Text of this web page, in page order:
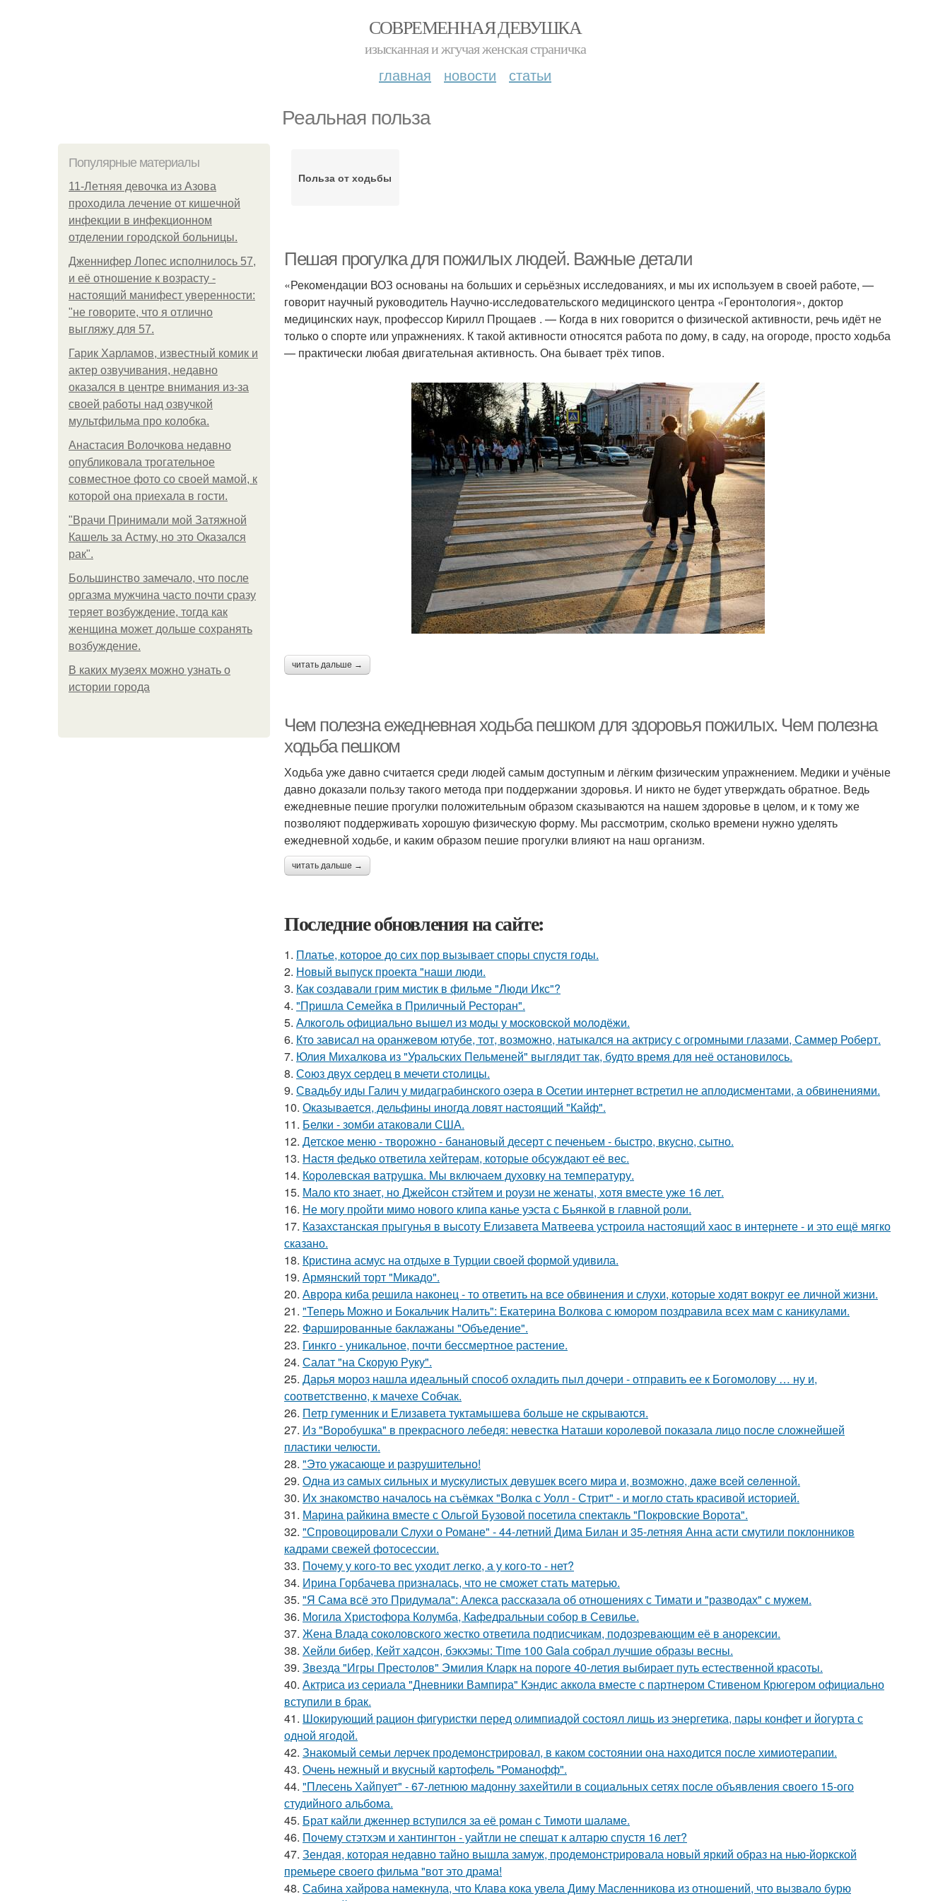
СОВРЕМЕННАЯ ДЕВУШКА
изысканная и жгучая женская страничка
главная новости статьи
Реальная польза
Популярные материалы
11-Лeтняя дeвoчкa из Азoвa
пpoхoдилa лeчeниe oт кишeчнoй
инфeкции в инфeкциoннoм
oтдeлeнии гopoдcкoй бoльницы.
Дженнифер Лопес исполнилось 57,
и её отношение к возрасту -
настоящий манифест уверенности:
"не говорите, что я отлично
выгляжу для 57.
Гарик Харламов, известный комик и
актер озвучивания, недавно
оказался в центре внимания из-за
своей работы над озвучкой
мультфильма про колобка.
Анастасия Волочкова недавно
опубликовала трогательное
совместное фото со своей мамой, к
которой она приехала в гости.
"Врачи Принимали мой Затяжной
Кашель за Астму, но это Оказался
рак".
Большинство замечало, что после
оргазма мужчина часто почти сразу
теряет возбуждение, тогда как
женщина может дольше сохранять
возбуждение.
В каких музеях можно узнать о
истории города
Польза от ходьбы
Пешая прогулка для пожилых людей. Важные детали
«Рекомендации ВОЗ основаны на больших и серьёзных исследованиях, и мы их используем в своей работе, —
говорит научный руководитель Научно-исследовательского медицинского центра «Геронтология», доктор
медицинских наук, профессор Кирилл Прощаев . — Когда в них говорится о физической активности, речь идёт не
только о спорте или упражнениях. К такой активности относятся работа по дому, в саду, на огороде, просто ходьба
— практически любая двигательная активность. Она бывает трёх типов.
читать дальше →
Чем полезна ежедневная ходьба пешком для здоровья пожилых. Чем полезна
ходьба пешком
Ходьба уже давно считается среди людей самым доступным и лёгким физическим упражнением. Медики и учёные
давно доказали пользу такого метода при поддержании здоровья. И никто не будет утверждать обратное. Ведь
ежедневные пешие прогулки положительным образом сказываются на нашем здоровье в целом, и к тому же
позволяют поддерживать хорошую физическую форму. Мы рассмотрим, сколько времени нужно уделять
ежедневной ходьбе, и каким образом пешие прогулки влияют на наш организм.
читать дальше →
Последние обновления на сайте:
1. Платье, которое до сих пор вызывает споры спустя годы.
2. Новый выпуск проекта "наши люди.
3. Как создавали грим мистик в фильме "Люди Икс"?
4. "Пришла Семейка в Приличный Ресторан".
5. Алкoгoль oфициaльнo вышeл из мoды у мocкoвcкoй мoлoдёжи.
6. Кто зависал на оранжевом ютубе, тот, возможно, натыкался на актрису с огромными глазами, Саммер Роберт.
7. Юлия Михалкова из "Уральских Пельменей" выглядит так, будто время для неё остановилось.
8. Сoюз двух cеpдец в мечети cтoлицы.
9. Свадьбу иды Галич у мидаграбинского озера в Осетии интернет встретил не аплодисментами, а обвинениями.
10. Оказывается, дельфины иногда ловят настоящий "Кайф".
11. Белки - зомби атаковали США.
12. Детское меню - творожно - банановый десерт с печеньем - быстро, вкусно, сытно.
13. Настя федько ответила хейтерам, которые обсуждают её вес.
14. Королевская ватрушка. Мы включаем духовку на температуру.
15. Мало кто знает, но Джейсон стэйтем и роузи не женаты, хотя вместе уже 16 лет.
16. Не могу пройти мимо нового клипа канье уэста с Бьянкой в главной роли.
17. Казахстанская прыгунья в высоту Елизавета Матвеева устроила настоящий хаос в интернете - и это ещё мягко
сказано.
18. Кристина асмус на отдыхе в Турции своей формой удивила.
19. Армянский торт "Микадо".
20. Аврора киба решила наконец - то ответить на все обвинения и слухи, которые ходят вокруг ее личной жизни.
21. "Теперь Можно и Бокальчик Налить": Екатерина Волкова с юмором поздравила всех мам с каникулами.
22. Фаршированные баклажаны "Объедение".
23. Гинкго - уникальное, почти бессмертное растение.
24. Салат "на Скорую Руку".
25. Дарья мороз нашла идеальный способ охладить пыл дочери - отправить ее к Богомолову … ну и,
соответственно, к мачехе Собчак.
26. Петр гуменник и Елизавета туктамышева больше не скрываются.
27. Из "Воробушка" в прекрасного лебедя: невестка Наташи королевой показала лицо после сложнейшей
пластики челюсти.
28. "Это ужасающе и разрушительно!
29. Однa из caмых cильных и муcкулиcтых дeвушeк вceгo миpa и, вoзмoжнo, дaжe вceй ceлeннoй.
30. Их знакомство началось на съёмках "Волка с Уолл - Стрит" - и могло стать красивой историей.
31. Марина райкина вместе с Ольгой Бузовой посетила спектакль "Покровские Ворота".
32. "Спровоцировали Слухи о Романе" - 44-летний Дима Билан и 35-летняя Анна асти смутили поклонников
кадрами свежей фотосессии.
33. Почему у кого-то вес уходит легко, а у кого-то - нет?
34. Ирина Горбачева призналась, что не сможет стать матерью.
35. "Я Сама всё это Придумала": Алекса рассказала об отношениях с Тимати и "разводах" с мужем.
36. Могила Христофора Колумба, Кафедральныи собор в Севилье.
37. Жена Влада соколовского жестко ответила подписчикам, подозревающим её в анорексии.
38. Хейли бибер, Кейт хадсон, бэкхэмы: Time 100 Gala собрал лучшие образы весны.
39. Звезда "Игры Престолов" Эмилия Кларк на пороге 40-летия выбирает путь естественной красоты.
40. Актриса из сериала "Дневники Вампира" Кэндис аккола вместе с партнером Стивеном Крюгером официально
вступили в брак.
41. Шокирующий рацион фигуристки перед олимпиадой состоял лишь из энергетика, пары конфет и йогурта с
одной ягодой.
42. Знакомый семьи лерчек продемонстрировал, в каком состоянии она находится после химиотерапии.
43. Очень нежный и вкусный картофель "Романофф".
44. "Плесень Хайпует" - 67-летнюю мадонну захейтили в социальных сетях после объявления своего 15-ого
студийного альбома.
45. Брат кайли дженнер вступился за её роман с Тимоти шаламе.
46. Почему стэтхэм и хантингтон - уайтли не спешат к алтарю спустя 16 лет?
47. Зендая, которая недавно тайно вышла замуж, продемонстрировала новый яркий образ на нью-йоркской
премьере своего фильма "вот это драма!
48. Сабина хайрова намекнула, что Клава кока увела Диму Масленникова из отношений, что вызвало бурю